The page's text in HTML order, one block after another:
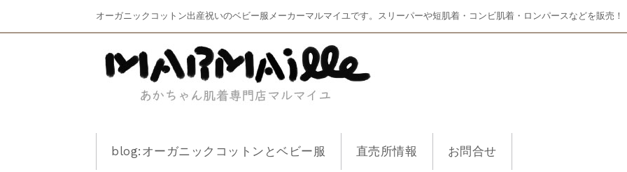
オーガニックコットン出産祝いのベビー服メーカーマルマイユです。スリーパーや短肌着・コンビ肌着・ロンパースなどを販売！
blog:オーガニックコットンとベビー服 直売所情報 お問合せ